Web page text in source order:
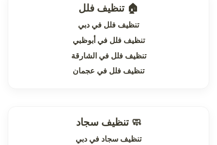
🏠 تنظيف فلل
تنظيف فلل في دبي
تنظيف فلل في أبوظبي
تنظيف فلل في الشارقة
تنظيف فلل في عجمان
🧼 تنظيف سجاد
تنظيف سجاد في دبي